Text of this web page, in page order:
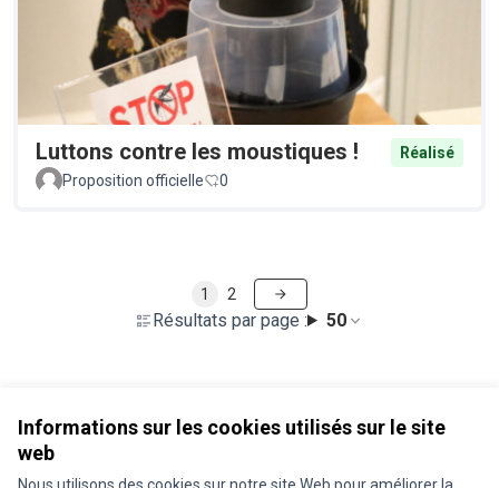
Informations sur les cookies utilisés sur le site
web
Luttons contre les moustiques !
Réalisé
Proposition officielle
0
Résultats par page : 50
1 2